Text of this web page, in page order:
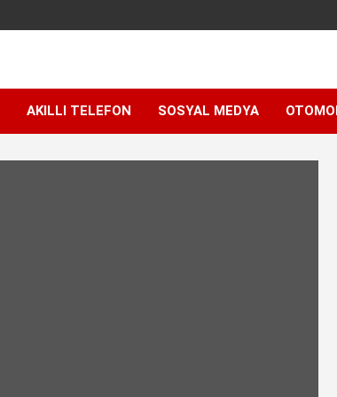
AKILLI TELEFON SOSYAL MEDYA